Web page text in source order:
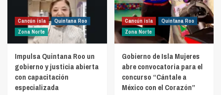
Cancún isla
Quintana Roo
Zona Norte
Impulsa Quintana Roo un
gobierno y justicia abierta
con capacitación
especializada
Cancún isla
Quintana Roo
Zona Norte
Gobierno de Isla Mujeres
abre convocatoria para el
concurso “Cántale a
México con el Corazón”